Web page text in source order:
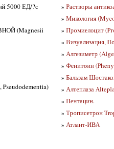
5000 ЕД/?с
(Magnesii
Pseudodementia)
» Растворы
» Микология
» Промиелоцит
» Визуализация,
» Алгезиметр
» Фенитоин
» Бальзам
» Алтеплаза
» Пентацин.
» Трописетрон
» Атлант-ИВА